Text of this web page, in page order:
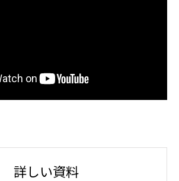
詳しい資料